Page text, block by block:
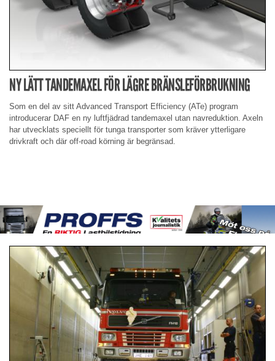
NY LÄTT TANDEMAXEL FÖR LÄGRE BRÄNSLEFÖRBRUKNING
Som en del av sitt Advanced Transport Efficiency (ATe) program
introducerar DAF en ny luftfjädrad tandemaxel utan navreduktion. Axeln
har utvecklats speciellt för tunga transporter som kräver ytterligare
drivkraft och där off-road körning är begränsad.